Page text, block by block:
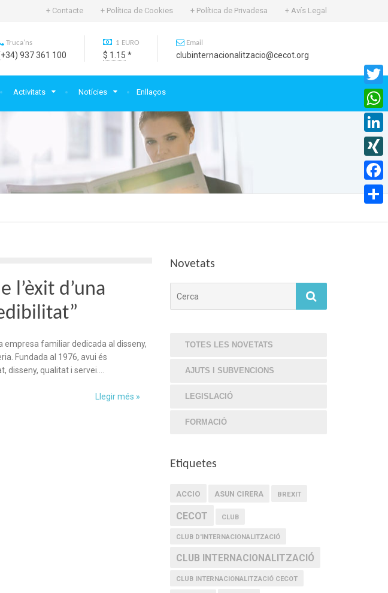
+ Contacte + Política de Cookies + Política de Privadesa + Avís Legal
Activitats Notícies Enllaços
Truca'ns
937 361 100
1 EURO
$ 1.15 *
Email
clubinternacionalitzacio@cecot.org
l’èxit d’una
empresa familiar dedicada al disseny,
Fundada al 1976, avui és
disseny, qualitat i servei….
Llegir més »
Novetats
TOTES LES NOVETATS
AJUTS I SUBVENCIONS
LEGISLACIÓ
FORMACIÓ
Etiquetes
ACCIO ASUN CIRERA BREXIT
CECOT CLUB
CLUB D'INTERNACIONALITZACIÓ
CLUB INTERNACIONALITZACIÓ
CLUB INTERNACIONALITZACIÓ CECOT
XING